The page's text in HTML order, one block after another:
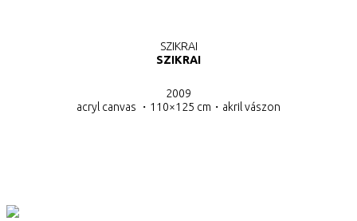
SZIKRAI
SZIKRAI
2009
acryl canvas ・110×125 cm・akril vászon